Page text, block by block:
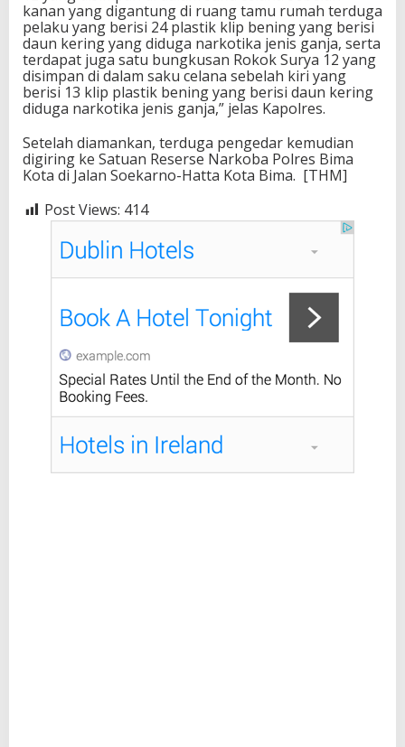
kanan yang digantung di ruang tamu rumah terduga
pelaku yang berisi 24 plastik klip bening yang berisi
daun kering yang diduga narkotika jenis ganja, serta
terdapat juga satu bungkusan Rokok Surya 12 yang
disimpan di dalam saku celana sebelah kiri yang
berisi 13 klip plastik bening yang berisi daun kering
diduga narkotika jenis ganja,” jelas Kapolres.
Setelah diamankan, terduga pengedar kemudian
digiring ke Satuan Reserse Narkoba Polres Bima
Kota di Jalan Soekarno-Hatta Kota Bima. [THM]
Post Views: 414